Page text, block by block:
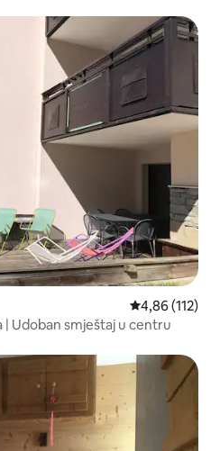
Prosječna
4,86 (112)
| Udoban smještaj u centru